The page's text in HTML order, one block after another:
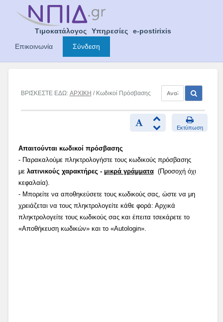
Τιμοκατάλογος Υπηρεσίες
e-postirixis
Επικοινωνία
Σύνδεση
ΒΡΙΣΚΕΣΤΕ ΕΔΩ: ΑΡΧΙΚΗ / Κωδικοί Πρόσβασης
Εκτύπωση
Απαιτούνται κωδικοί πρόσβασης
- Παρακαλούμε πληκτρολογήστε τους κωδικούς πρόσβασης
με λατινικούς χαρακτήρες - μικρά γράμματα(Προσοχή όχι
κεφαλαία).
- Μπορείτε να αποθηκεύσετε τους κωδικούς σας, ώστε να μη
χρειάζεται να τους πληκτρολογείτε κάθε φορά: Αρχικά
πληκτρολογείτε τους κωδικούς σας και έπειτα τσεκάρετε το
«Αποθήκευση κωδικών» και το «Autologin».